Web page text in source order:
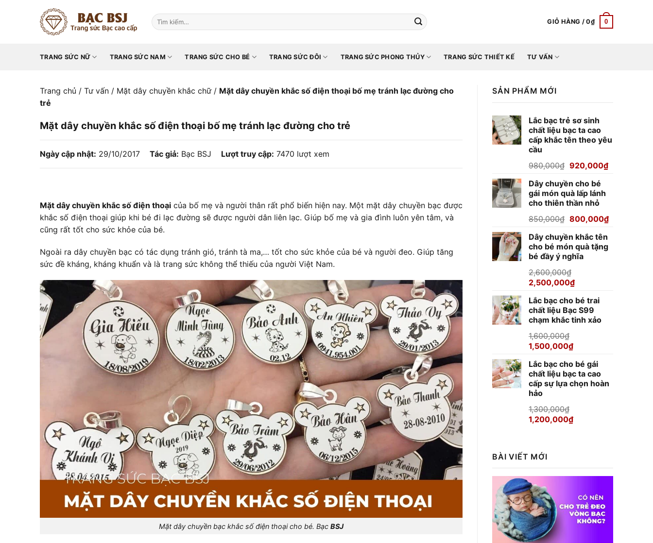
Tìm
kiếm:
GIỎ HÀNG /0₫ 0
TRANG SỨC NỮ TRANG SỨC NAM TRANG SỨC CHO BÉ TRANG SỨC ĐÔI TRANG SỨC PHONG THỦY TRANG SỨC THIẾT KẾ TƯ VẤN
Trang chủ / Tư vấn / Mặt dây chuyền khắc chữ / Mặt dây chuyền khắc số điện thoại bố mẹ tránh lạc đường cho
trẻ
Mặt dây chuyền khắc số điện thoại bố mẹ tránh lạc đường cho trẻ
Ngày cập nhật: 29/10/2017 Tác giả: Bạc BSJ Lượt truy cập: 7470 lượt xem
Mặt dây chuyền khắc số điện thoại của bố mẹ và người thân rất phổ biến hiện nay. Một mặt dây chuyền bạc được
khắc số điện thoại giúp khi bé đi lạc đường sẽ được người dân liên lạc. Giúp bố mẹ và gia đình luôn yên tâm, và
cũng rất tốt cho sức khỏe của bé.
Ngoài ra dây chuyền bạc có tác dụng tránh gió, tránh tà ma,… tốt cho sức khỏe của bé và người đeo. Giúp tăng
sức đề kháng, kháng khuẩn và là trang sức không thể thiếu của người Việt Nam.
Mặt dây chuyền bạc khắc số điện thoại cho bé. Bạc BSJ
SẢN PHẨM MỚI
Lắc bạc trẻ sơ sinh
chất liệu bạc ta cao
cấp khắc tên theo yêu
cầu
980,000₫ Giá
là:
980,000₫.
920,000₫Giá
Dây chuyền cho bé
gái món quà lấp lánh
cho thiên thần nhỏ
850,000₫ Giá
là:
850,000₫.
800,000₫Giá
là:
Dây chuyền khắc tên
cho bé món quà tặng
bé đầy ý nghĩa
2,600,000₫
Giá
là:
2,600,000₫.
2,500,000₫Giá
tại
là:
2,500,000₫.
Lắc bạc cho bé trai
chất liệu Bạc S99
chạm khắc tinh xảo
1,600,000₫
Giá
là:
1,600,000₫.
1,500,000₫Giá
tại
là:
1,500,000₫.
Lắc bạc cho bé gái
chất liệu bạc ta cao
cấp sự lựa chọn hoàn
hảo
1,300,000₫
Giá
1,200,000₫Giá
BÀI VIẾT MỚI